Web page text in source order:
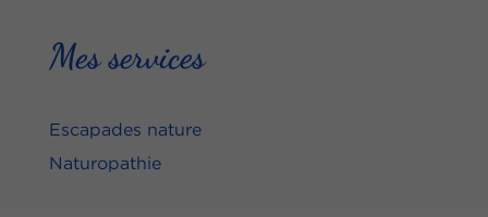
Mes services
Escapades nature
Naturopathie